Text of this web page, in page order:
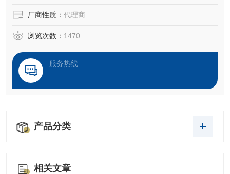
滑触线KBHF 4/40-4HS
碳刷2511672
厂商性质： 代理商
浏览次数： 1470
服务热线
产品分类
相关文章